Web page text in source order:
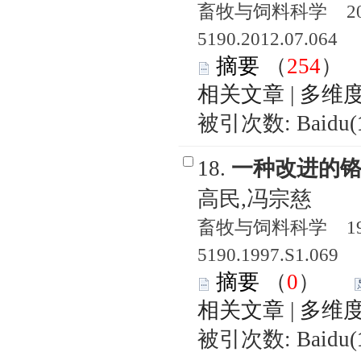
畜牧与饲料科学
5190.2012.07.064
摘要 （254
相关文章 | 多维
被引次数: Baidu(
18. 一种改进的
高民,冯宗慈
畜牧与饲料科学
5190.1997.S1.069
摘要 （0）
相关文章 | 多维
被引次数: Baidu(